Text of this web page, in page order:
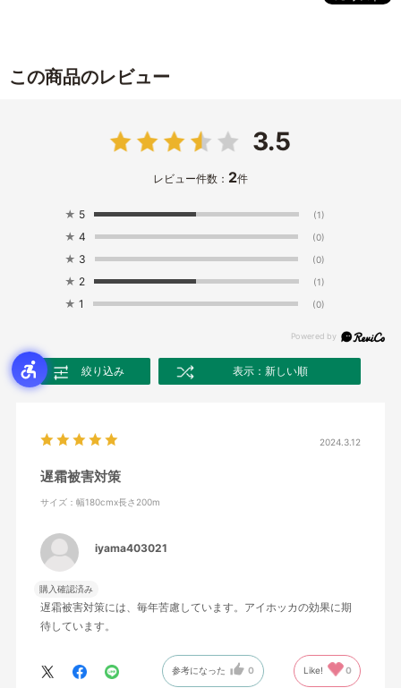
この商品のレビュー
3.5
レビュー件数： 2件
★ 5 (1)
★ 4 (0)
★ 3 (0)
★ 2 (1)
★ 1 (0)
絞り込み 表示：新しい順
2024.3.12
遅霜被害対策
サイズ：幅180cmx長さ200m
iyama403021
購入確認済み
遅霜被害対策には、毎年苦慮しています。アイホッカの効果に期
待しています。
参考になった 0 Like! 0